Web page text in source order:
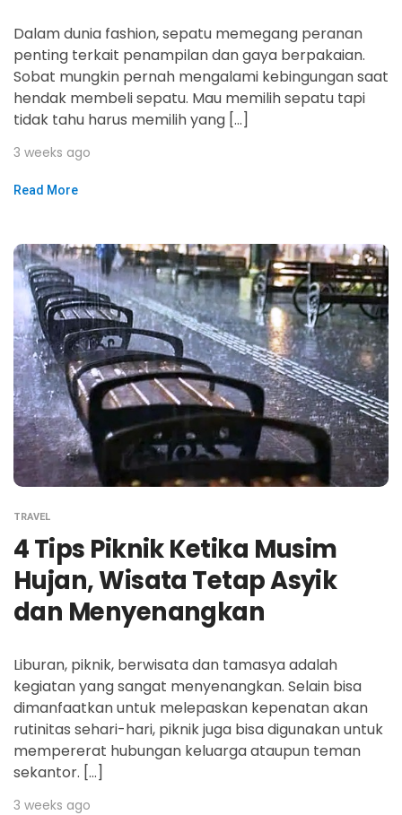
Dalam dunia fashion, sepatu memegang peranan
penting terkait penampilan dan gaya berpakaian.
Sobat mungkin pernah mengalami kebingungan saat
hendak membeli sepatu. Mau memilih sepatu tapi
tidak tahu harus memilih yang […]
3 weeks ago
Read More
TRAVEL
4 Tips Piknik Ketika Musim
Hujan, Wisata Tetap Asyik
dan Menyenangkan
Liburan, piknik, berwisata dan tamasya adalah
kegiatan yang sangat menyenangkan. Selain bisa
dimanfaatkan untuk melepaskan kepenatan akan
rutinitas sehari-hari, piknik juga bisa digunakan untuk
mempererat hubungan keluarga ataupun teman
sekantor. […]
3 weeks ago